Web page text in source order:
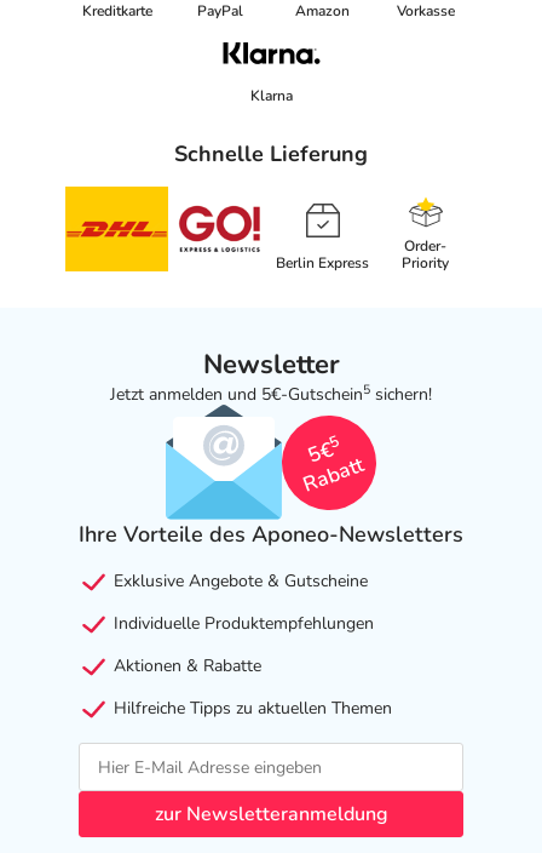
Kreditkarte PayPal Amazon Vorkasse
Klarna
Schnelle Lieferung
Berlin Express
Order-
Priority
Newsletter
Jetzt anmelden und 5€-Gutschein5 sichern!
5€
5
Rabatt
Ihre Vorteile des Aponeo-Newsletters
Exklusive Angebote & Gutscheine
Individuelle Produktempfehlungen
Aktionen & Rabatte
Hilfreiche Tipps zu aktuellen Themen
zur Newsletteranmeldung